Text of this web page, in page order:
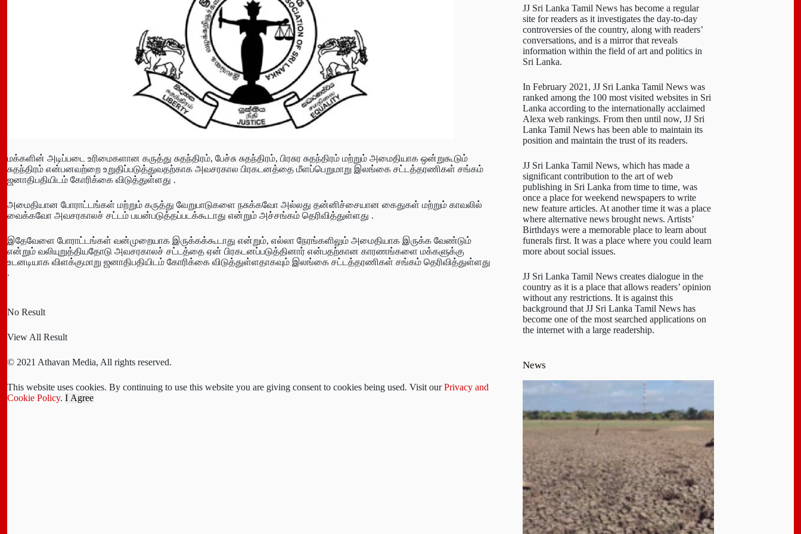
மக்களின் அடிப்படை உரிமைகளான கருத்து சுதந்திரம், பேச்சு சுதந்திரம், பிரசுர சுதந்திரம் மற்றும் அமைதியாக ஒன்றுகூடும்
சுதந்திரம் என்பனவற்றை உறுதிப்படுத்துவதற்காக அவசரகால பிரகடனத்தை மீளப்பெறுமாறு இலங்கை சட்டத்தரணிகள் சங்கம்
ஜனாதிபதியிடம் கோரிக்கை விடுத்துள்ளது .
அமைதியான போராட்டங்கள் மற்றும் கருத்து வேறுபாடுகளை நசுக்கவோ அல்லது தன்னிச்சையான கைதுகள் மற்றும் காவலில்
வைக்கவோ அவசரகாலச் சட்டம் பயன்படுத்தப்படக்கூடாது என்றும் அச்சங்கம் தெரிவித்துள்ளது .
இதேவேளை போராட்டங்கள் வன்முறையாக இருக்கக்கூடாது என்றும், எல்லா நேரங்களிலும் அமைதியாக இருக்க வேண்டும்
என்றும் வலியுறுத்தியதோடு அவசரகாலச் சட்டத்தை ஏன் பிரகடனப்படுத்தினார் என்பதற்கான காரணங்களை மக்களுக்கு
உடனடியாக விளக்குமாறு ஜனாதிபதியிடம் கோரிக்கை விடுத்துள்ளதாகவும் இலங்கை சட்டத்தரணிகள் சங்கம் தெரிவித்துள்ளது
.
No Result
View All Result
© 2021 Athavan Media, All rights reserved.
This website uses cookies. By continuing to use this website you are giving consent to cookies being used. Visit ourPrivacy and
Cookie Policy. I Agree
JJ Sri Lanka Tamil News has become a regular
site for readers as it investigates the day-to-day
controversies of the country, along with readers’
conversations, and is a mirror that reveals
information within the field of art and politics in
Sri Lanka.
In February 2021, JJ Sri Lanka Tamil News was
ranked among the 100 most visited websites in Sri
Lanka according to the internationally acclaimed
Alexa web rankings. From then until now, JJ Sri
Lanka Tamil News has been able to maintain its
position and maintain the trust of its readers.
JJ Sri Lanka Tamil News, which has made a
significant contribution to the art of web
publishing in Sri Lanka from time to time, was
once a place for weekend newspapers to write
new feature articles. At another time it was a place
where alternative news brought news. Artists’
Birthdays were a memorable place to learn about
funerals first. It was a place where you could learn
more about social issues.
JJ Sri Lanka Tamil News creates dialogue in the
country as it is a place that allows readers’ opinion
without any restrictions. It is against this
background that JJ Sri Lanka Tamil News has
become one of the most searched applications on
the internet with a large readership.
News